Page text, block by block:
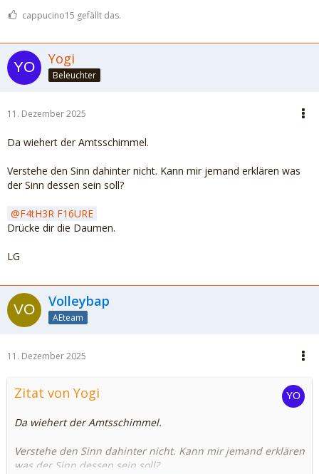
cappucino15 gefällt das.
Yogi
Beleuchter
11. Dezember 2025
Da wiehert der Amtsschimmel.
Verstehe den Sinn dahinter nicht. Kann mir jemand erklären was
der Sinn dessen sein soll?
F4tH3R F16URE
Drücke dir die Daumen.
LG
Volleybap
AEteam
11. Dezember 2025
Zitat von Yogi
Da wiehert der Amtsschimmel.
Verstehe den Sinn dahinter nicht. Kann mir jemand erklären
was der Sinn dessen sein soll?